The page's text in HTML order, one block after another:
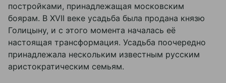
постройками, принадлежащая московским
боярам. В XVII веке усадьба была продана князю
Голицыну, и с этого момента началась её
настоящая трансформация. Усадьба поочередно
принадлежала нескольким известным русским
аристократическим семьям.